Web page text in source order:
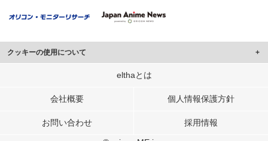
クッキーの使用について
このサイトでは Cookie を使用して、ユーザーに合わせたコンテンツや広告の
行っています。
メディアや広告配信、データ解析の各パートナーに提供しています。
elthaとは
会社概要 個人情報保護方針
お問い合わせ 採用情報